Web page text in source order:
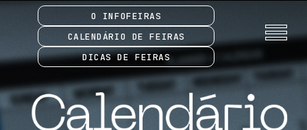
O INFOFEIRAS
CALENDÁRIO DE FEIRAS
DICAS DE FEIRAS